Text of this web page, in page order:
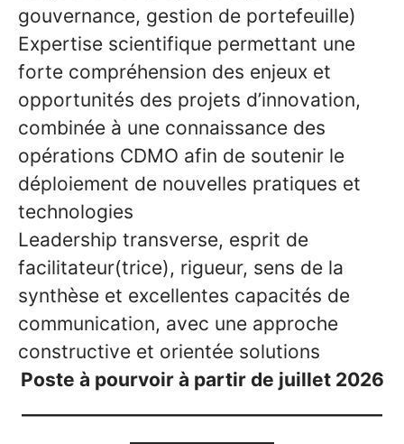
gouvernance, gestion de portefeuille)
Expertise scientifique permettant une
forte compréhension des enjeux et
opportunités des projets d’innovation,
combinée à une connaissance des
opérations CDMO afin de soutenir le
déploiement de nouvelles pratiques et
technologies
Leadership transverse, esprit de
facilitateur(trice), rigueur, sens de la
synthèse et excellentes capacités de
communication, avec une approche
constructive et orientée solutions
Poste à pourvoir à partir de juillet 2026